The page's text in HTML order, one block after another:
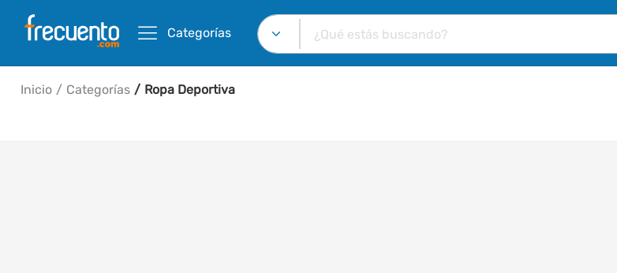
Categorías
Inicio Categorías Ropa Deportiva